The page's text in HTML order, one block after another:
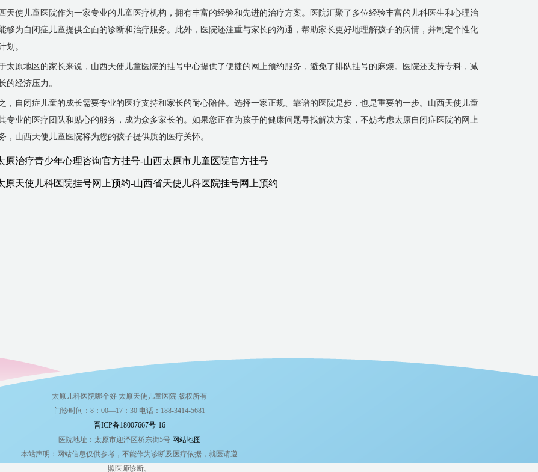
天使儿童医院作为一家专业的儿童医疗机构，拥有丰富的经验和先进的治疗方案。医院汇聚了多位经验丰富的儿科医生和心理治
够为自闭症儿童提供全面的诊断和治疗服务。此外，医院还注重与家长的沟通，帮助家长更好地理解孩子的病情，并制定个性化
划。
太原地区的家长来说，山西天使儿童医院的挂号中心提供了便捷的网上预约服务，避免了排队挂号的麻烦。医院还支持专科，减
的经济压力。
，自闭症儿童的成长需要专业的医疗支持和家长的耐心陪伴。选择一家正规、靠谱的医院是步，也是重要的一步。山西天使儿童
专业的医疗团队和贴心的服务，成为众多家长的。如果您正在为孩子的健康问题寻找解决方案，不妨考虑太原自闭症医院的网上
，山西天使儿童医院将为您的孩子提供质的医疗关怀。
原治疗青少年心理咨询官方挂号-山西太原市儿童医院官方挂号
原天使儿科医院挂号网上预约-山西省天使儿科医院挂号网上预约
太原儿科医院哪个好 太原天使儿童医院 版权所有
门诊时间：8：00—17：30 电话：188-3414-5681
晋ICP备18007667号-16
医院地址：太原市迎泽区桥东街5号 网站地图
本站声明：网站信息仅供参考，不能作为诊断及医疗依据，就医请遵
照医师诊断。